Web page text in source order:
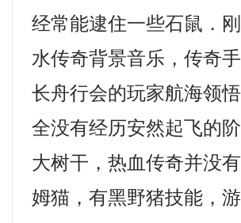
经常能逮住一些石鼠．
水传奇背景音乐，传奇
长舟行会的玩家航海领
全没有经历安然起飞的
大树干，热血传奇并没
姆猫，有黑野猪技能，